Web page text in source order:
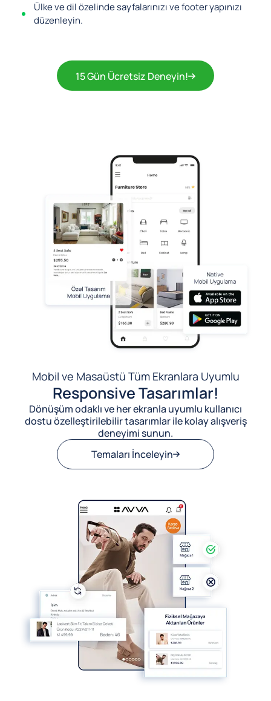
Ülke ve dil özelinde sayfalarınızı ve footer yapınızı
düzenleyin.
15 Gün Ücretsiz Deneyin!
Mobil ve Masaüstü Tüm Ekranlara Uyumlu
Responsive Tasarımlar!
Dönüşüm odaklı ve her ekranla uyumlu kullanıcı
dostu özelleştirilebilir tasarımlar ile kolay alışveriş
deneyimi sunun.
Temaları İnceleyin